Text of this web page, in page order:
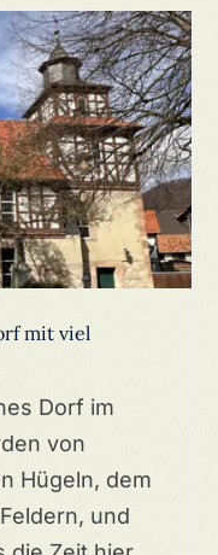
mit viel
Dorf im
von
Hügeln, dem
und